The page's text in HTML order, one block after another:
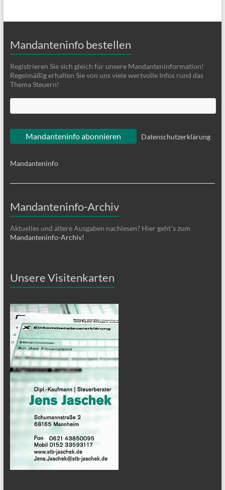
Mandanteninfo bestellen
Registrieren Sie sich gleich für unsere Mandanteninformation!
Regelmäßig erhalten Sie von uns viele wertvolle Infos rund das
Thema Steuern!
Datenschutzerklärung
Mandanteninfo
Mandanteninfo-Archiv
Aktuelles und ältere Ausgaben nachlesen? Hier geht´s zum
Mandanteninfo-Archiv!
Unsere Visitenkarten